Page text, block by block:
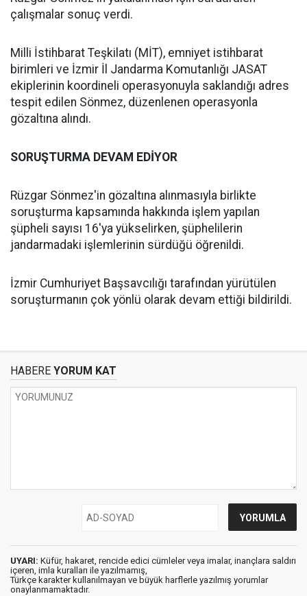
çalışmalar sonuç verdi.
Milli İstihbarat Teşkilatı (MİT), emniyet istihbarat
birimleri ve İzmir İl Jandarma Komutanlığı JASAT
ekiplerinin koordineli operasyonuyla saklandığı adres
tespit edilen Sönmez, düzenlenen operasyonla
gözaltına alındı.
SORUŞTURMA DEVAM EDİYOR
Rüzgar Sönmez'in gözaltına alınmasıyla birlikte
soruşturma kapsamında hakkında işlem yapılan
şüpheli sayısı 16'ya yükselirken, şüphelilerin
jandarmadaki işlemlerinin sürdüğü öğrenildi.
İzmir Cumhuriyet Başsavcılığı tarafından yürütülen
soruşturmanın çok yönlü olarak devam ettiği bildirildi.
HABERE YORUM KAT
UYARI: Küfür, hakaret, rencide edici cümleler veya imalar, inançlara saldırı
içeren, imla kuralları ile yazılmamış,
Türkçe karakter kullanılmayan ve büyük harflerle yazılmış yorumlar
onaylanmamaktadır.